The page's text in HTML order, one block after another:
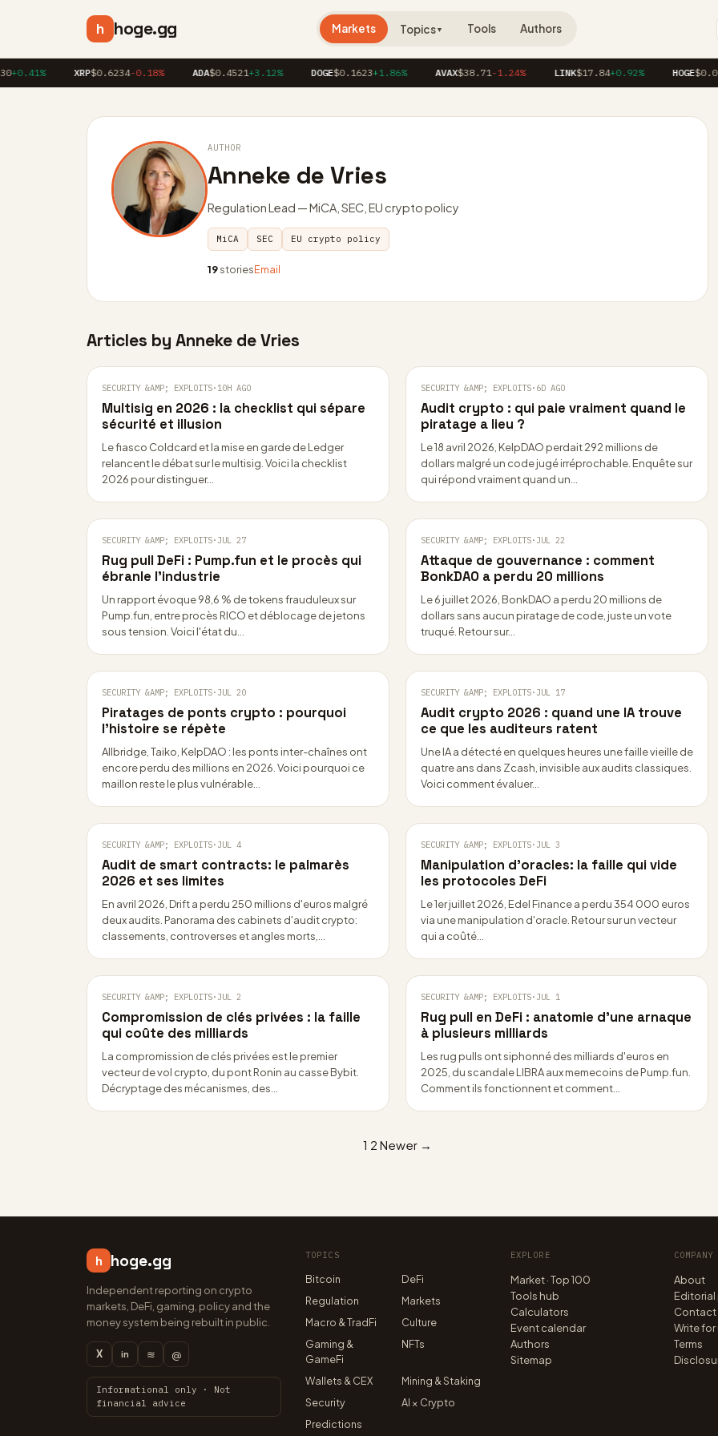
h hoge.gg Markets Topics▼ Tools Authors
+0.41% XRP$0.6234-0.18% ADA$0.4521+3.12% DOGE$0.1623+1.86% AVAX$38.71-1.24% LINK$17.84+0.92% HOGE
AUTHOR
Anneke de Vries
Regulation Lead — MiCA, SEC, EU crypto policy
MiCA SEC EU crypto policy
19storiesEmail
Articles by Anneke de Vries
SECURITY &AMP; EXPLOITS· 10H AGO
Multisig en 2026 : la checklist qui sépare
sécurité et illusion
Le fiasco Coldcard et la mise en garde de Ledger
relancent le débat sur le multisig. Voici la checklist
2026 pour distinguer…
SECURITY &AMP; EXPLOITS· 6D AGO
Audit crypto : qui paie vraiment quand le
piratage a lieu ?
Le 18 avril 2026, KelpDAO perdait 292 millions de
dollars malgré un code jugé irréprochable. Enquête sur
qui répond vraiment quand un…
SECURITY &AMP; EXPLOITS· JUL 27
Rug pull DeFi : Pump.fun et le procès qui
ébranle l’industrie
Un rapport évoque 98,6 % de tokens frauduleux sur
Pump.fun, entre procès RICO et déblocage de jetons
sous tension. Voici l'état du…
SECURITY &AMP; EXPLOITS· JUL 22
Attaque de gouvernance : comment
BonkDAO a perdu 20 millions
Le 6 juillet 2026, BonkDAO a perdu 20 millions de
dollars sans aucun piratage de code, juste un vote
truqué. Retour sur…
SECURITY &AMP; EXPLOITS· JUL 20
Piratages de ponts crypto : pourquoi
l’histoire se répète
Allbridge, Taiko, KelpDAO : les ponts inter-chaînes ont
encore perdu des millions en 2026. Voici pourquoi ce
maillon reste le plus vulnérable…
SECURITY &AMP; EXPLOITS· JUL 17
Audit crypto 2026 : quand une IA trouve
ce que les auditeurs ratent
Une IA a détecté en quelques heures une faille vieille de
quatre ans dans Zcash, invisible aux audits classiques.
Voici comment évaluer…
SECURITY &AMP; EXPLOITS· JUL 4
Audit de smart contracts: le palmarès
2026 et ses limites
En avril 2026, Drift a perdu 250 millions d'euros malgré
deux audits. Panorama des cabinets d'audit crypto:
classements, controverses et angles morts,…
SECURITY &AMP; EXPLOITS· JUL 3
Manipulation d’oracles: la faille qui vide
les protocoles DeFi
Le 1er juillet 2026, Edel Finance a perdu 354 000 euros
via une manipulation d'oracle. Retour sur un vecteur
qui a coûté…
SECURITY &AMP; EXPLOITS· JUL 2
Compromission de clés privées : la faille
qui coûte des milliards
La compromission de clés privées est le premier
vecteur de vol crypto, du pont Ronin au casse Bybit.
Décryptage des mécanismes, des…
SECURITY &AMP; EXPLOITS· JUL 1
Rug pull en DeFi : anatomie d’une arnaque
à plusieurs milliards
Les rug pulls ont siphonné des milliards d'euros en
2025, du scandale LIBRA aux memecoins de Pump.fun.
Comment ils fonctionnent et comment…
1 2 Newer →
h hoge.gg
Independent reporting on crypto
markets, DeFi, gaming, policy and the
money system being rebuilt in public.
X in ≋ @
Informational only · Not
financial advice
TOPICS
Bitcoin
DeFi
Regulation
Markets
Macro & TradFi
Culture
Gaming &
GameFi
NFTs
Wallets & CEX
Mining & Staking
Security
AI × Crypto
Predictions
EXPLORE
Market · Top 100
Tools hub
Calculators
Event calendar
Authors
Sitemap
COMPANY
About
Contact
Write for
Terms